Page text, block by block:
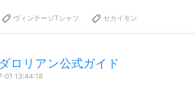
ヴィンテージTシャツ セカイモン
ロリアン公式ガイド
01 13:44:18